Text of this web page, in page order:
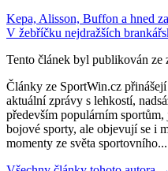
Kepa, Alisson, Buffon a hned
V žebříčku nejdražších
Tento článek byl publikován ze
Články ze SportWin.cz
aktuální zprávy s lehkostí,
především populárním
bojové sporty, ale objevují se i
momenty ze světa sportovního...